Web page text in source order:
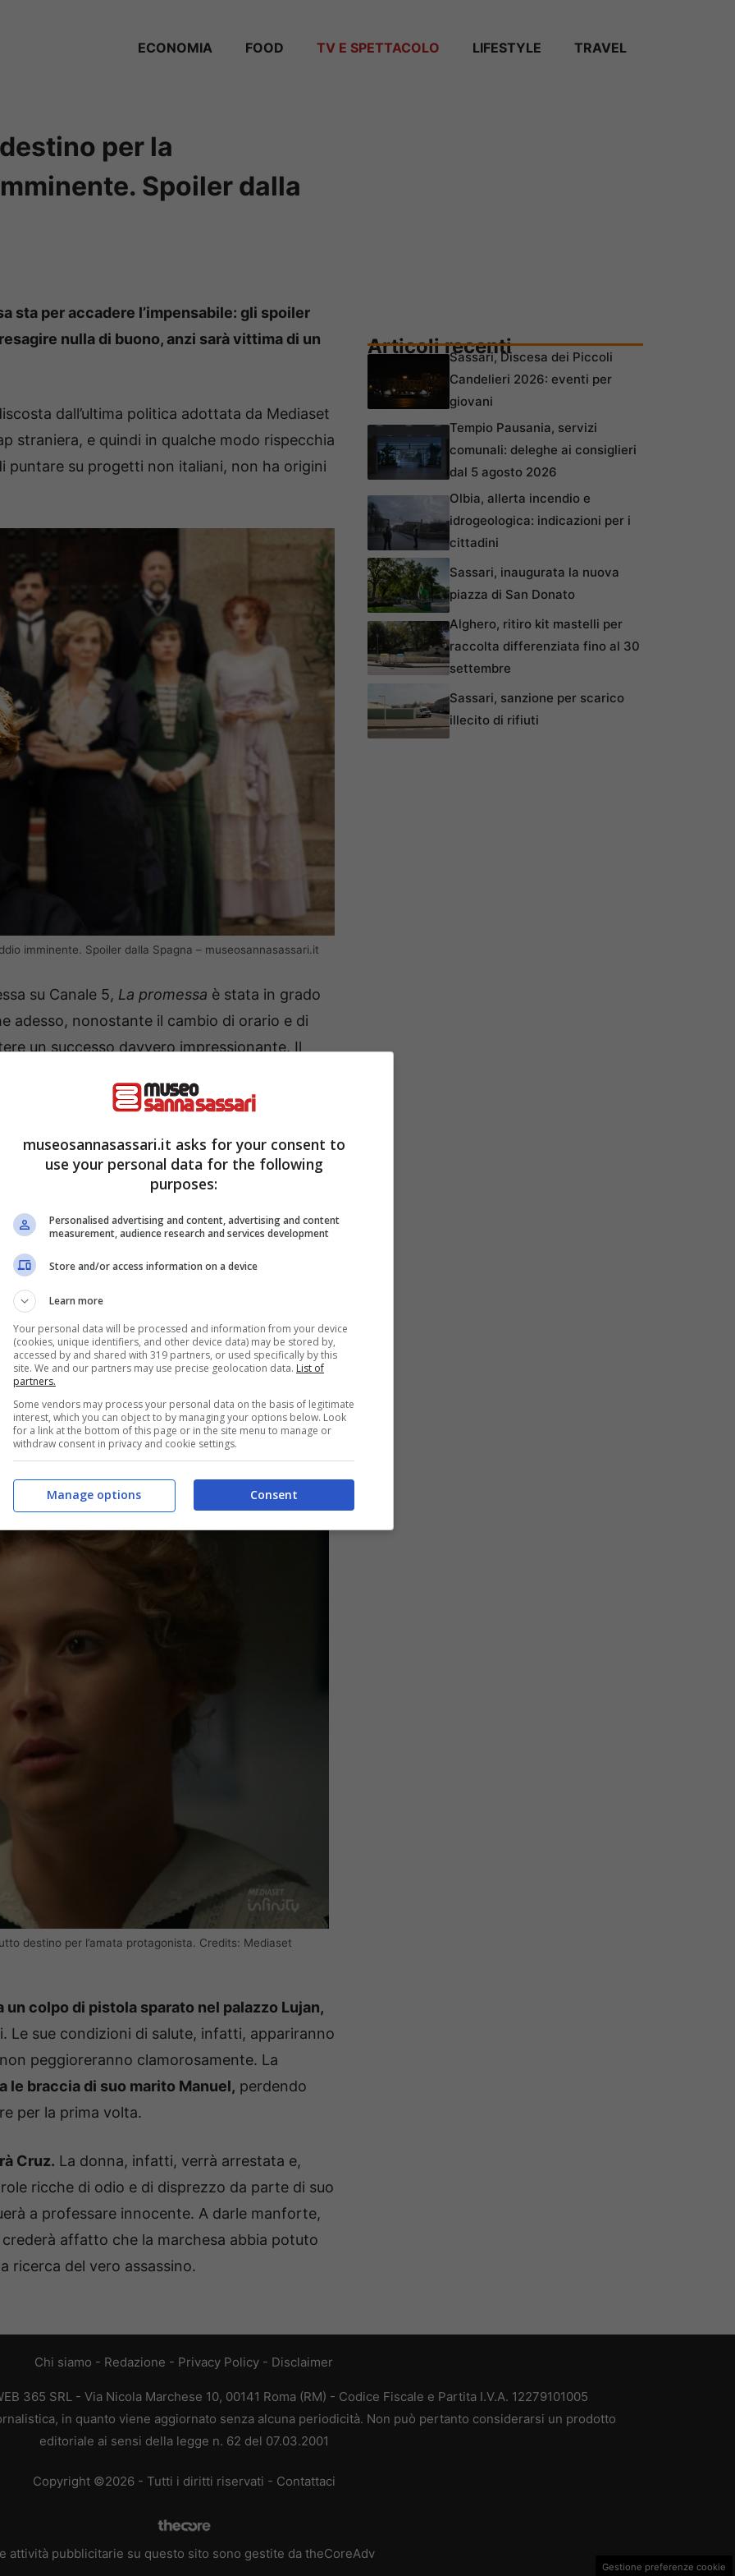
ECONOMIA FOOD TV E SPETTACOLO LIFESTYLE TRAVEL
per la
Spoiler dalla
sta per accadere l’impensabile: gli spoiler
nulla di buono, anzi sarà vittima di un
dall’ultima politica adottata da Mediaset
straniera, e quindi in qualche modo rispecchia
puntare su progetti non italiani, non ha origini
imminente. Spoiler dalla Spagna – museosannasassari.it
su Canale 5, La promessa è stata in grado
adesso, nonostante il cambio di orario e di
un successo davvero impressionante. Il
ad un cast eccezionale, è in grado di regalare
soprattutto ricche di colpi di scena.
che arrivano direttamente dalla
che andranno in onda tra qualche
gli occhi di tutti ricadranno su
fare i conti con un tragico destino.
anticipazioni spagnole:
protagonista
quanto fanno sapere alcune anticipazioni
Jana. È già da diverso tempo che si
ed adesso, nelle prossime settimane, si
destino per l’amata protagonista. Credits: Mediaset
colpo di pistola sparato nel palazzo Lujan,
sue condizioni di salute, infatti, appariranno
peggioreranno clamorosamente. La
le braccia di suo marito Manuel, perdendo
per la prima volta.
Cruz. La donna, infatti, verrà arrestata e,
ricche di odio e di disprezzo da parte di suo
a professare innocente. A darle manforte,
affatto che la marchesa abbia potuto
ricerca del vero assassino.
Articoli recentiSassari, Discesa dei Piccoli
Candelieri 2026: eventi per
giovani
Tempio Pausania, servizi
comunali: deleghe ai consiglieri
dal 5 agosto 2026
Olbia, allerta incendio e
idrogeologica: indicazioni per i
cittadini
Sassari, inaugurata la nuova
piazza di San Donato
Alghero, ritiro kit mastelli per
raccolta differenziata fino al 30
settembre
Sassari, sanzione per scarico
illecito di rifiuti
Chi siamo - Redazione - Privacy Policy - Disclaimer
365 SRL - Via Nicola Marchese 10, 00141 Roma (RM) - Codice Fiscale e Partita I.V.A. 12279101005
in quanto viene aggiornato senza alcuna periodicità. Non può pertanto considerarsi un prodotto
editoriale ai sensi della legge n. 62 del 07.03.2001
Copyright ©2026 - Tutti i diritti riservati - Contattaci
attività pubblicitarie su questo sito sono gestite da theCoreAdv
Gestione preferenze cookie
museosannasassari.it asks for your consent to
use your personal data for the following
purposes:
Personalised advertising and content, advertising and content
measurement, audience research and services development
Store and/or access information on a device
Learn more
Your personal data will be processed and information from your device
(cookies, unique identifiers, and other device data) may be stored by,
accessed by and shared with 319 partners, or used specifically by this
site. We and our partners may use precise geolocation data. List of
partners.
Some vendors may process your personal data on the basis of legitimate
interest, which you can object to by managing your options below. Look
for a link at the bottom of this page or in the site menu to manage or
withdraw consent in privacy and cookie settings.
Consent
Manage options